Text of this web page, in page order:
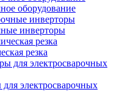
оборудование
инверторы
резка
электросварочных